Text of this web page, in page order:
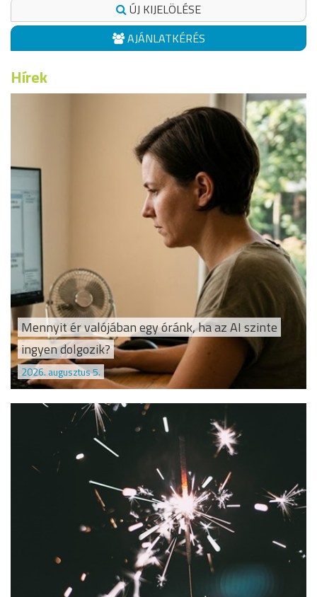
ÚJ KIJELÖLÉSE
AJÁNLATKÉRÉS
Hírek
Mennyit ér valójában egy óránk, ha az AI szinte
ingyen dolgozik?
2026. augusztus 5.